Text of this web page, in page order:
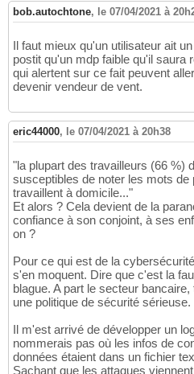
bob.autochtone, le 07/04/2021 à
Il faut mieux qu'un utilisateur ait
postit qu'un mdp faible qu'il saura
qui alertent sur ce fait peuvent
devenir vendeur de vent.
eric44000, le 07/04/2021 à 20h38
"la plupart des travailleurs (66 %)
susceptibles de noter les mots
travaillent à domicile..."
Et alors ? Cela devient de la
confiance à son conjoint, à ses
on ?
Pour ce qui est de la
s'en moquent. Dire que c'est la
blague. A part le secteur
une politique de sécurité sérieuse.
Il m'est arrivé de développer un
nommerais pas où les infos de
données étaient dans un fichier
Sachant que les attaques